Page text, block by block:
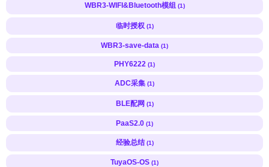
WBR3-WIFI&Bluetooth模组 (1)
临时授权 (1)
WBR3-save-data (1)
PHY6222 (1)
ADC采集 (1)
BLE配网 (1)
PaaS2.0 (1)
经验总结 (1)
TuyaOS-OS (1)